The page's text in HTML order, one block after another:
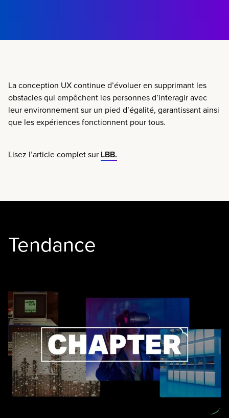
La conception UX continue d’évoluer en supprimant les
obstacles qui empêchent les personnes d’interagir avec
leur environnement sur un pied d’égalité, garantissant ainsi
que les expériences fonctionnent pour tous.
Lisez l’article complet sur LBB.
Tendance